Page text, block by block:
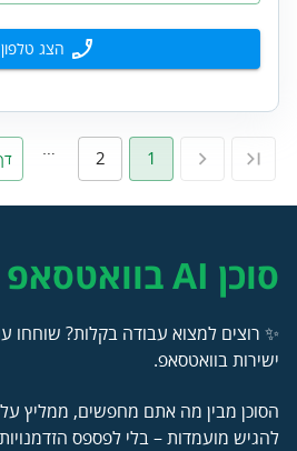
הצג טלפון
1
2
סוכן AI בוואטסאפ
✨ רוצים למצוא עבודה בקלות? שוחחו
ישירות בוואטסאפ.
הסוכן מבין מה אתם מחפשים, ממליץ
להגיש מועמדות – בלי לפספס